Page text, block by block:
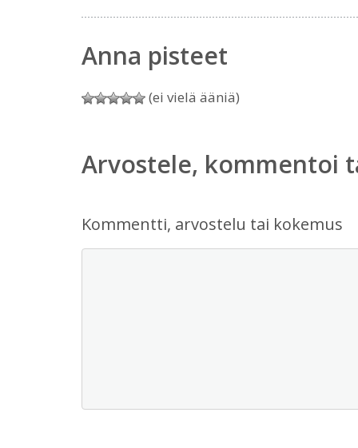
Anna pisteet
(ei vielä ääniä)
Arvostele, kommentoi
Kommentti, arvostelu tai kokemus